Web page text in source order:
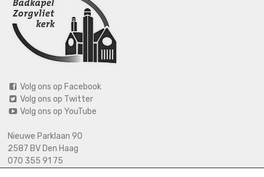
Volg ons op Facebook
Volg ons op Twitter
Volg ons op YouTube
Nieuwe Parklaan 90
2587 BV Den Haag
070 355 91 75